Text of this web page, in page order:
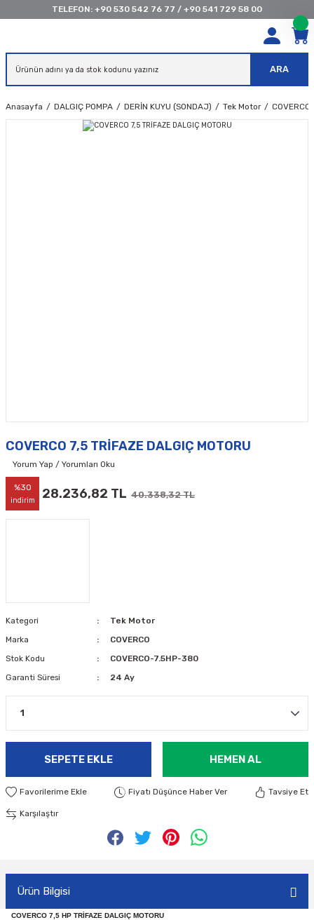
TELEFON: +90 530 542 76 77 / +90 541 729 58 00
ARA
Anasayfa DALGIÇ POMPA DERİN KUYU (SONDAJ) Tek Motor COVERCO
COVERCO 7,5 TRİFAZE DALGIÇ MOTORU
Yorum Yap / Yorumları Oku
%30
indirim 28.236,82 TL 40.338,32 TL
Kategori
Tek Motor
Marka
COVERCO
Stok Kodu
COVERCO-7.5HP-380
Garanti Süresi
24 Ay
SEPETE EKLE HEMEN AL
Fiyatı Düşünce Haber Ver Tavsiye Et
Karşılaştır
Ürün Bilgisi
COVERCO 7,5 HP TRİFAZE DALGIÇ MOTORU